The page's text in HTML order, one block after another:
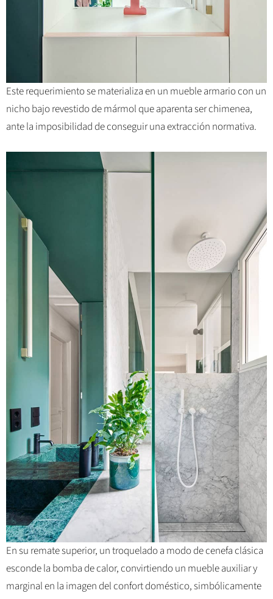
Este requerimiento se materializa en un mueble armario con un
nicho bajo revestido de mármol que aparenta ser chimenea,
ante la imposibilidad de conseguir una extracción normativa.
En su remate superior, un troquelado a modo de cenefa clásica
esconde la bomba de calor, convirtiendo un mueble auxiliar y
marginal en la imagen del confort doméstico, simbólicamente